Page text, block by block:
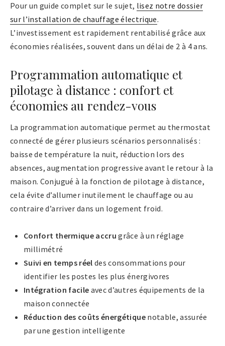
Pour un guide complet sur le sujet, lisez notre dossier
sur l’installation de chauffage électrique.
L’investissement est rapidement rentabilisé grâce aux
économies réalisées, souvent dans un délai de 2 à 4 ans.
Programmation automatique et
pilotage à distance : confort et
économies au rendez-vous
La programmation automatique permet au thermostat
connecté de gérer plusieurs scénarios personnalisés :
baisse de température la nuit, réduction lors des
absences, augmentation progressive avant le retour à la
maison. Conjugué à la fonction de pilotage à distance,
cela évite d’allumer inutilement le chauffage ou au
contraire d’arriver dans un logement froid.
Confort thermique accru grâce à un réglage
millimétré
Suivi en temps réel des consommations pour
identifier les postes les plus énergivores
Intégration facile avec d’autres équipements de la
maison connectée
Réduction des coûts énergétiquenotable, assurée
par une gestion intelligente